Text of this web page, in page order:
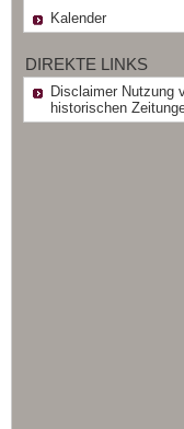
Kalender
DIREKTE LINKS
Disclaimer Nutzung
historischen